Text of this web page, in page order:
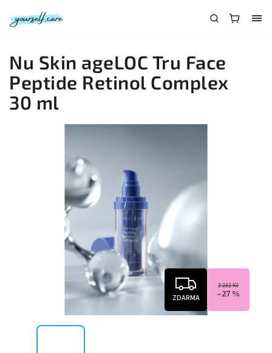
Nu Skin ageLOC Tru Face
Peptide Retinol Complex
30 ml
ZDARMA
2 232 Kč
–27 %